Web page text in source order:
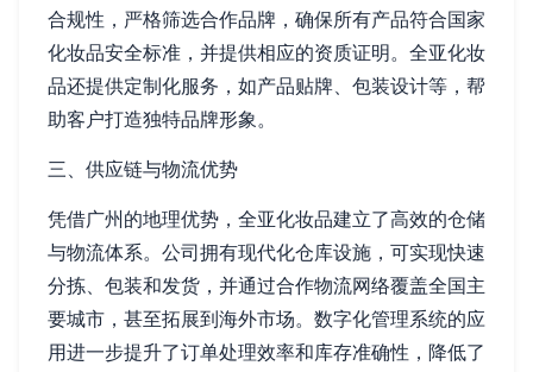
合规性，严格筛选合作品牌，确保所有产品符合国家
化妆品安全标准，并提供相应的资质证明。全亚化妆
品还提供定制化服务，如产品贴牌、包装设计等，帮
助客户打造独特品牌形象。
三、供应链与物流优势
凭借广州的地理优势，全亚化妆品建立了高效的仓储
与物流体系。公司拥有现代化仓库设施，可实现快速
分拣、包装和发货，并通过合作物流网络覆盖全国主
要城市，甚至拓展到海外市场。数字化管理系统的应
用进一步提升了订单处理效率和库存准确性，降低了